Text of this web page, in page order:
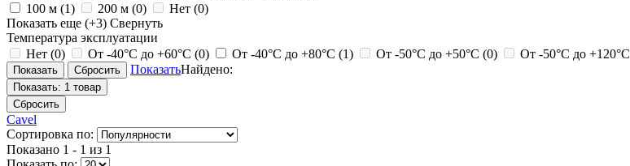
100 м (1) 200 м (0) Нет (0)
Показать еще (+3) Свернуть
Температура эксплуатации
Нет (0) От -40°С до +60°С (0) От -40°С до +80°С (1) От -50°С до +50°C (0) От -50°С до +120°C
ПоказатьНайдено:
Показать: 1 товар
Сбросить
Cavel
Сортировка по:
Показано 1 - 1 из 1